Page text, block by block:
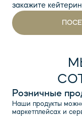
закажите
Розничные
Наши продукты
маркетплейсах и